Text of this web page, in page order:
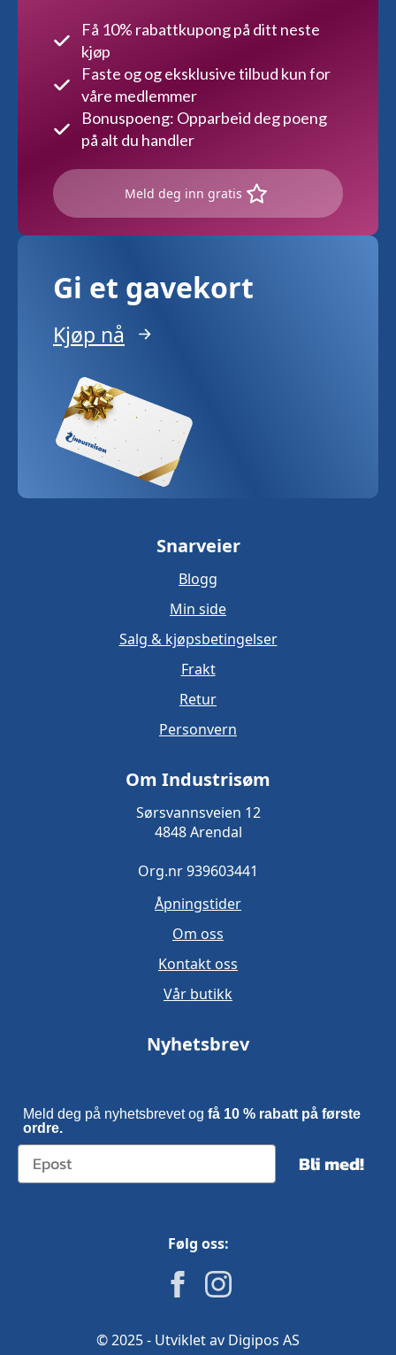
Få 10% rabattkupong på ditt neste
kjøp
Faste og og eksklusive tilbud kun for
våre medlemmer
Bonuspoeng: Opparbeid deg poeng
på alt du handler
Meld deg inn gratis
Gi et gavekort
Kjøp nå
Snarveier
Blogg
Min side
Salg & kjøpsbetingelser
Frakt
Retur
Personvern
Om Industrisøm
Sørsvannsveien 12
4848 Arendal
Org.nr 939603441
Åpningstider
Om oss
Kontakt oss
Vår butikk
Nyhetsbrev
Meld deg på nyhetsbrevet og få 10 % rabatt på første
ordre.
Bli med!
Følg oss:
© 2025 - Utviklet av Digipos AS